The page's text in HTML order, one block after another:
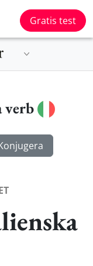
Gratis test
verb